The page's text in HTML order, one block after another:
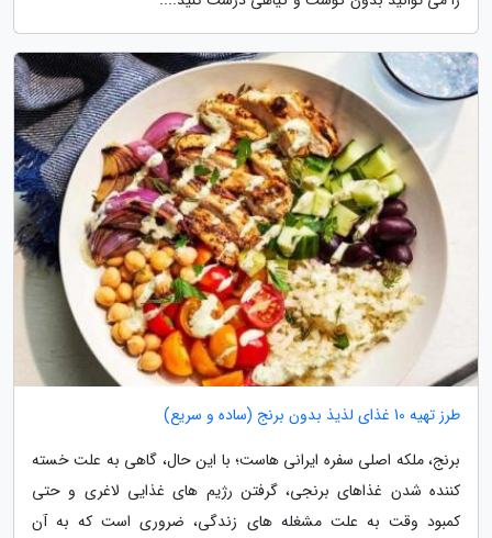
طرز تهیه 10 غذای لذیذ بدون برنج (ساده و سریع)
برنج، ملکه اصلی سفره ایرانی هاست؛ با این حال، گاهی به علت خسته
کننده شدن غذاهای برنجی، گرفتن رژیم های غذایی لاغری و حتی
کمبود وقت به علت مشغله های زندگی، ضروری است که به آن